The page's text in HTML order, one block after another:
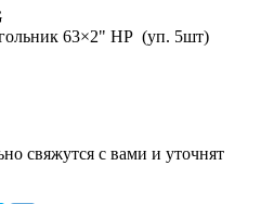
63×2" НР (уп. 5шт)
свяжутся с вами и уточнят